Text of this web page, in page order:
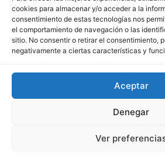
cookies para almacenar y/o acceder a la
consentimiento de estas tecnologías nos
el comportamiento de navegación o las
sitio. No consentir o retirar el consentimiento,
negativamente a ciertas características y
Aceptar
Denegar
Ver